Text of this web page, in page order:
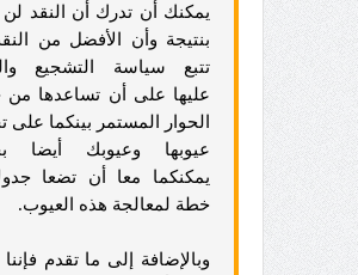
يمكنك أن تدرك أن النقد لن
بنتيجة وأن الأفضل من
تتبع سياسة التشجيع
عليها على أن تساعدها من
الحوار المستمر بينكما على
عيوبها وعيوبك أيضا
يمكنكما معا أن تضعا
خطة لمعالجة هذه العيوب.
وبالإضافة إلى ما تقدم فإننا